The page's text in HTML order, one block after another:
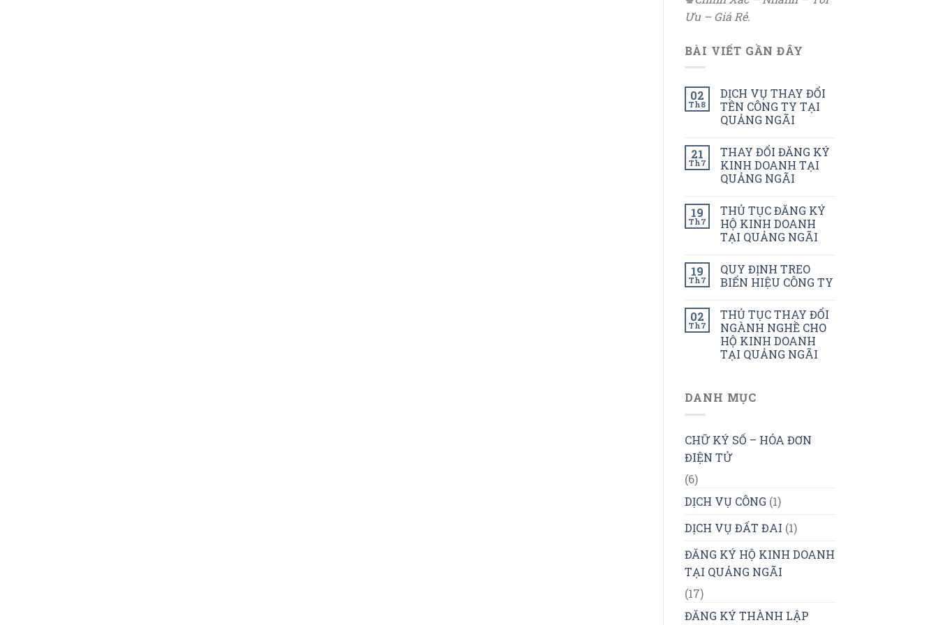
Ưu – Giá Rẻ.
BÀI VIẾT GẦN ĐÂY
02
Th8
DỊCH VỤ THAY ĐỔI
TÊN CÔNG TY TẠI
QUẢNG NGÃI
21
Th7
THAY ĐỔI ĐĂNG KÝ
KINH DOANH TẠI
QUẢNG NGÃI
19
Th7
THỦ TỤC ĐĂNG KÝ
HỘ KINH DOANH
TẠI QUẢNG NGÃI
19
Th7
QUY ĐỊNH TREO
BIỂN HIỆU CÔNG TY
02
Th7
THỦ TỤC THAY ĐỔI
NGÀNH NGHỀ CHO
HỘ KINH DOANH
TẠI QUẢNG NGÃI
DANH MỤC
CHỮ KÝ SỐ – HÓA ĐƠN
ĐIỆN TỬ
(6)
DỊCH VỤ CÔNG (1)
DỊCH VỤ ĐẤT ĐAI (1)
ĐĂNG KÝ HỘ KINH DOANH
TẠI QUẢNG NGÃI
(17)
ĐĂNG KÝ THÀNH LẬP